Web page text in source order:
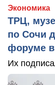
Экономика
ТРЦ,
по Сочи
форуме в
Их